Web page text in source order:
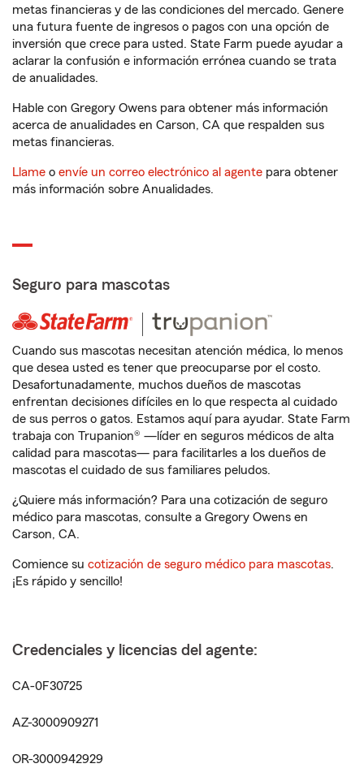
metas financieras y de las condiciones del mercado. Genere
una futura fuente de ingresos o pagos con una opción de
inversión que crece para usted. State Farm puede ayudar a
aclarar la confusión e información errónea cuando se trata
de anualidades.
Hable con Gregory Owens para obtener más información
acerca de anualidades en Carson, CA que respalden sus
metas financieras.
Llame o envíe un correo electrónico al agente para obtener
más información sobre Anualidades.
Seguro para mascotas
Cuando sus mascotas necesitan atención médica, lo menos
que desea usted es tener que preocuparse por el costo.
Desafortunadamente, muchos dueños de mascotas
enfrentan decisiones difíciles en lo que respecta al cuidado
de sus perros o gatos. Estamos aquí para ayudar. State Farm
trabaja con Trupanion® —líder en seguros médicos de alta
calidad para mascotas— para facilitarles a los dueños de
mascotas el cuidado de sus familiares peludos.
¿Quiere más información? Para una cotización de seguro
médico para mascotas, consulte a Gregory Owens en
Carson, CA.
Comience su cotización de seguro médico para mascotas.
¡Es rápido y sencillo!
Credenciales y licencias del agente:
CA-0F30725
AZ-3000909271
OR-3000942929